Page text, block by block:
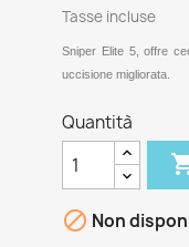
Tasse incluse
Sniper Elite 5, offre
uccisione migliorata.
Quantità
 Non